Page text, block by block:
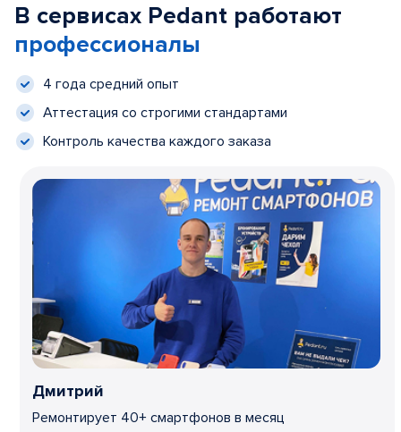
В сервисах Pedant работают
профессионалы
4 года средний опыт
Аттестация со строгими стандартами
Контроль качества каждого заказа
Дмитрий
Ремонтирует 40+ смартфонов в месяц